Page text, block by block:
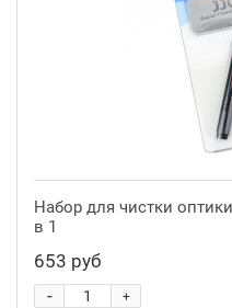
Набор для чистки
в 1
653 руб
+
-